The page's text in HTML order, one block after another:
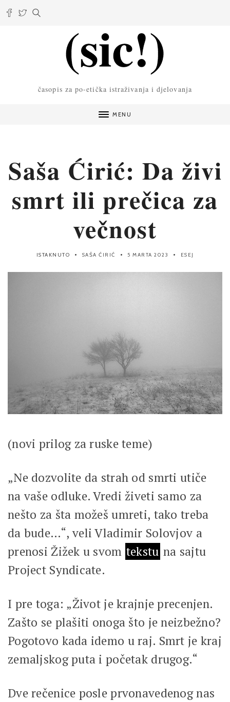
časopis za po-etička istraživanja i djelovanja
MENU
Saša Ćirić: Da živi
smrt ili prečica za
večnost
ISTAKNUTO SAŠA ĆIRIĆ 5 MARTA 2023 ESEJ
(novi prilog za ruske teme)
„Ne dozvolite da strah od smrti utiče
na vaše odluke. Vredi živeti samo za
nešto za šta možeš umreti, tako treba
da bude…“, veli Vladimir Solovjov a
prenosi Žižek u svom tekstu na sajtu
Project Syndicate.
I pre toga: „Život je krajnje precenjen.
Zašto se plašiti onoga što je neizbežno?
Pogotovo kada idemo u raj. Smrt je kraj
zemaljskog puta i početak drugog.“
Dve rečenice posle prvonavedenog nas